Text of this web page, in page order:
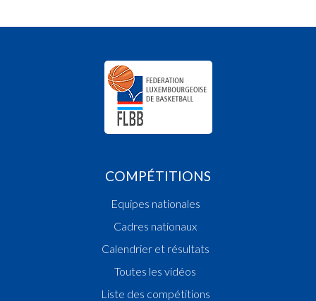
COMPÉTITIONS
Equipes nationales
Cadres nationaux
Calendrier et résultats
Toutes les vidéos
Liste des compétitions